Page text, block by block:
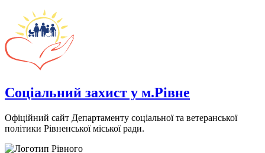
Соціальний захист у м.Рівне
Офіційний сайт Департаменту соціальної та ветеранської
політики Рівненської міської ради.